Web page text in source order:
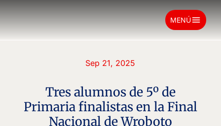
MENÚmenu
Sep 21, 2025
Tres alumnos de 5º de
Primaria finalistas en la Final
Nacional de Wroboto